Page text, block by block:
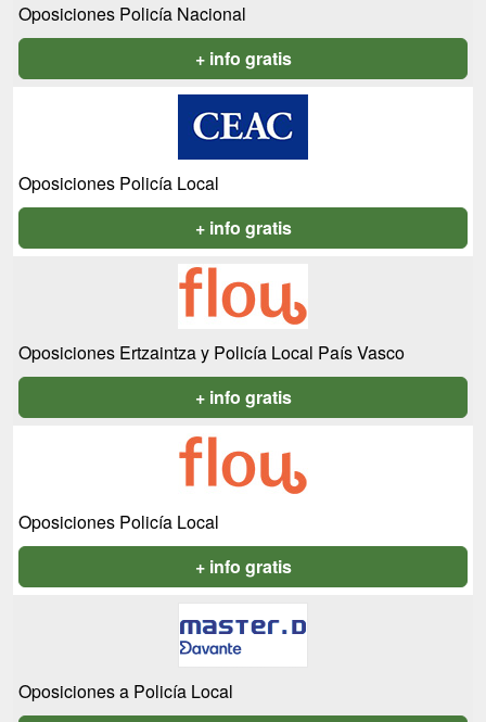
Oposiciones Policía Nacional
+ info gratis
Oposiciones Policía Local
+ info gratis
Oposiciones Ertzaintza y Policía Local País Vasco
+ info gratis
Oposiciones Policía Local
+ info gratis
Oposiciones a Policía Local